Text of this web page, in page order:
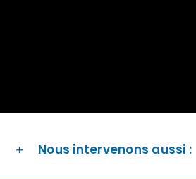
Nous intervenons aussi :